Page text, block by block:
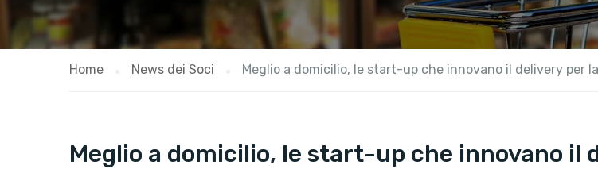
Home News dei Soci Meglio a domicilio, le start-up che innovano il delivery per
Meglio a domicilio, le start-up che innovano il